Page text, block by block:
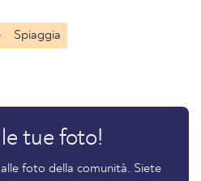
Spiaggia
tue foto!
foto della comunità. Siete